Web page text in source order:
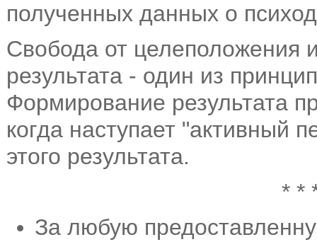
полученных данных о
Свобода от целеположения
результата - один из
Формирование результата
когда наступает "активный
этого результата.
* *
За любую